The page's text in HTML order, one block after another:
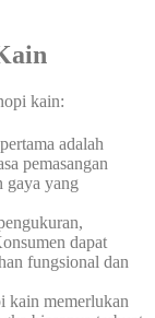
kain:
adalah
pemasangan
gaya yang
dapat
fungsional dan
kain memerlukan